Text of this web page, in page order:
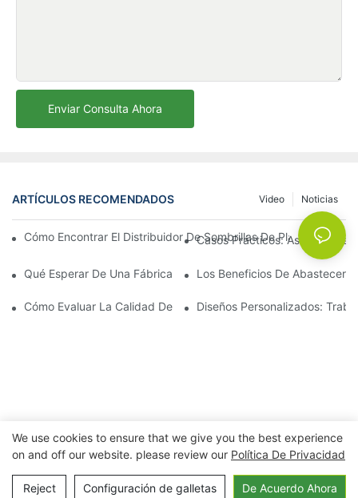
Enviar Consulta Ahora
ARTÍCULOS RECOMENDADOS Noticias
Video
Cómo Encontrar El Distribuidor De Sombrillas De Playa
Casos Prácticos:
Qué Esperar De Una Fábrica Líder De Sillones Para Exteriores
Los Beneficios De
Cómo Evaluar La Calidad De Una Fábrica De Sillones De
Diseños Personalizados:
Copyright © 2026 Ningbo Xuanheng al aire
libre&Electrodomésticos Co., Ltd. |Política de privacidad
Mapa del sitio
We use cookies to ensure that we give you the best experience
on and off our website. please review our Política De Privacidad
Reject Configuración de galletas De Acuerdo Ahora